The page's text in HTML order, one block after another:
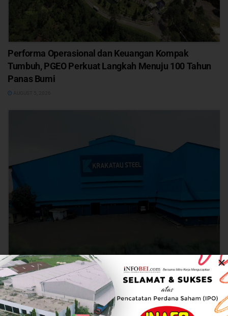
Performa Operasional dan Keuangan Kompak
Tumbuh, PGEO Perkuat Langkah Menuju 100 Tahun
Panas Bumi
Krakatau Steel (KRAS) Kantongi Laba Bersih
US$10,94 Juta Per Semester I/2026
AUGUST 5, 2026